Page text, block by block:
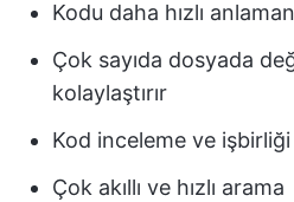
Kodu daha hızlı
Çok sayıda dosyada
kolaylaştırır
Kod inceleme ve
Çok akıllı ve hızlı arama